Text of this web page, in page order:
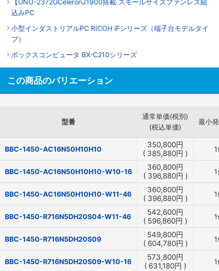
込みPC
小型インダストリアルPC RICOH iFシリーズ（端子台モデルタイ
プ）
ボックスコンピュータ BX-C210シリーズ
この商品のバリエーション
型番
通常単価(税別)
(税込単価)
最小
BBC-1450-AC16N50H10H10 350,800円
( 385,880円 )
BBC-1450-AC16N50H10H10-W10-16 360,800円
( 396,880円 )
BBC-1450-AC16N50H10H10-W11-46 360,800円
( 396,880円 )
BBC-1450-R716N5DH20S04-W11-46 542,600円
( 596,860円 )
BBC-1450-R716N5DH20S09 549,800円
( 604,780円 )
BBC-1450-R716N5DH20S09-W10-16 573,800円
( 631,180円 )